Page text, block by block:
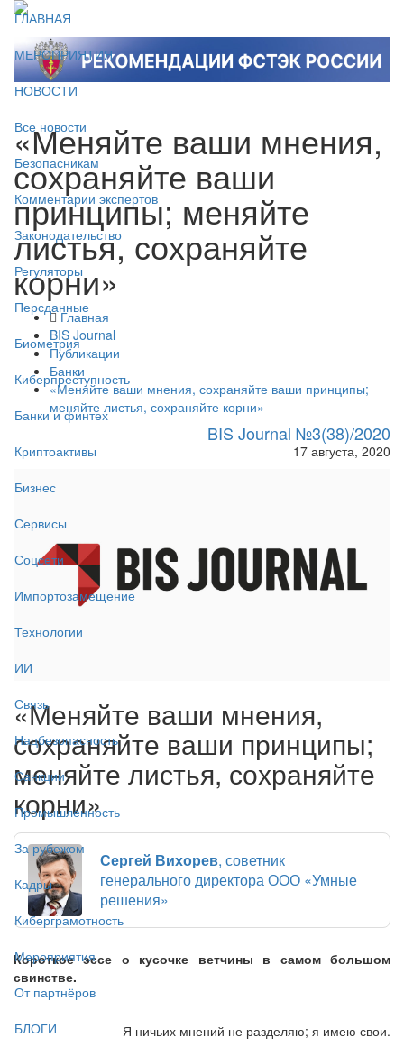
ГЛАВНАЯ
МЕРОПРИЯТИЯ
НОВОСТИ
Все новости
Безопасникам
Комментарии экспертов
Законодательство
Регуляторы
Персданные
Биометрия
Киберпреступность
Банки и финтех
Криптоактивы
Бизнес
Сервисы
Соцсети
Импортозамещение
Технологии
ИИ
Связь
Нацбезопасность
Санкции
Промышленность
За рубежом
Кадры
Киберграмотность
Мероприятия
От партнёров
БЛОГИ
«Меняйте ваши мнения,
сохраняйте ваши
принципы; меняйте
листья, сохраняйте
корни»
Главная
BIS Journal
Публикации
Банки
«Меняйте ваши мнения, сохраняйте ваши принципы;
меняйте листья, сохраняйте корни»
BIS Journal №3(38)/2020
17 августа, 2020
«Меняйте ваши мнения,
сохраняйте ваши принципы;
меняйте листья, сохраняйте
корни»
Сергей Вихорев, советник
генерального директора ООО «Умные
решения»
Короткое эссе о кусочке ветчины в самом большом
свинстве.
Я ничьих мнений не разделяю; я имею свои.